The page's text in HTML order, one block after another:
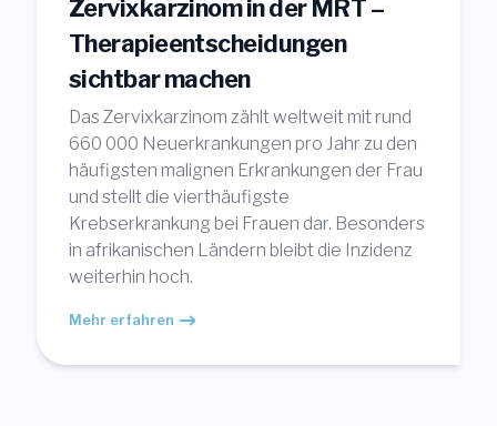
Zervixkarzinom in der MRT –
Therapieentscheidungen
sichtbar machen
Das Zervixkarzinom zählt weltweit mit rund
660 000 Neuerkrankungen pro Jahr zu den
häufigsten malignen Erkrankungen der Frau
und stellt die vierthäufigste
Krebserkrankung bei Frauen dar. Besonders
in afrikanischen Ländern bleibt die Inzidenz
weiterhin hoch.
Mehr erfahren